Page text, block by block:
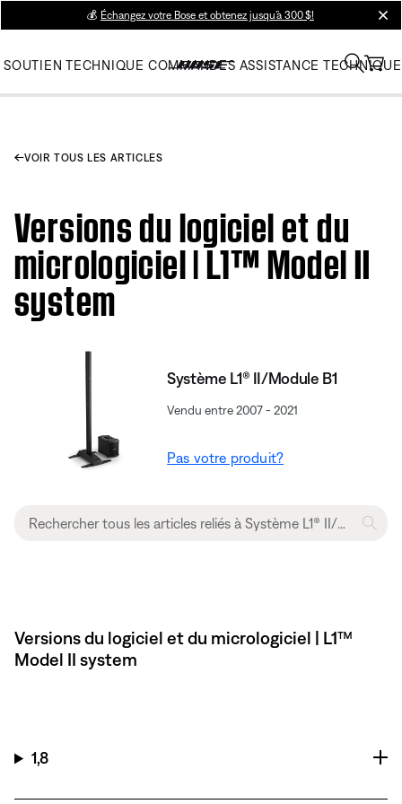
💰 Échangez votre Bose et obtenez jusqu’à 300 $!
SOUTIEN TECHNIQUE COMMANDES ASSISTANCE TECHNIQUE
VOIR TOUS LES ARTICLES
Versions du logiciel et du
micrologiciel | L1™ Model II
system
Système L1® II/Module B1
Vendu entre 2007 - 2021
Pas votre produit?
Versions du logiciel et du micrologiciel | L1™
Model II system
1,8